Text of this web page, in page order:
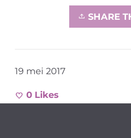
SHARE
19 mei 2017
0 Likes